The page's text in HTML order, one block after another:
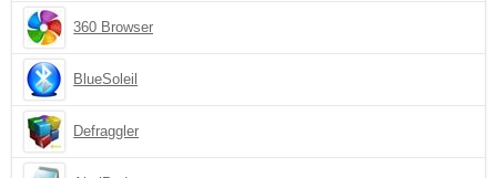
360 Browser
BlueSoleil
Defraggler